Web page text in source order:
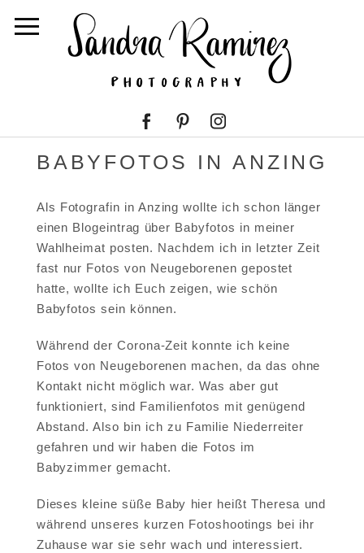
BABYFOTOS IN ANZING
Als Fotografin in Anzing wollte ich schon länger
einen Blogeintrag über Babyfotos in meiner
Wahlheimat posten. Nachdem ich in letzter Zeit
fast nur Fotos von Neugeborenen gepostet
hatte, wollte ich Euch zeigen, wie schön
Babyfotos sein können.
Während der Corona-Zeit konnte ich keine
Fotos von Neugeborenen machen, da das ohne
Kontakt nicht möglich war. Was aber gut
funktioniert, sind Familienfotos mit genügend
Abstand. Also bin ich zu Familie Niederreiter
gefahren und wir haben die Fotos im
Babyzimmer gemacht.
Dieses kleine süße Baby hier heißt Theresa und
während unseres kurzen Fotoshootings bei ihr
Zuhause war sie sehr wach und interessiert.